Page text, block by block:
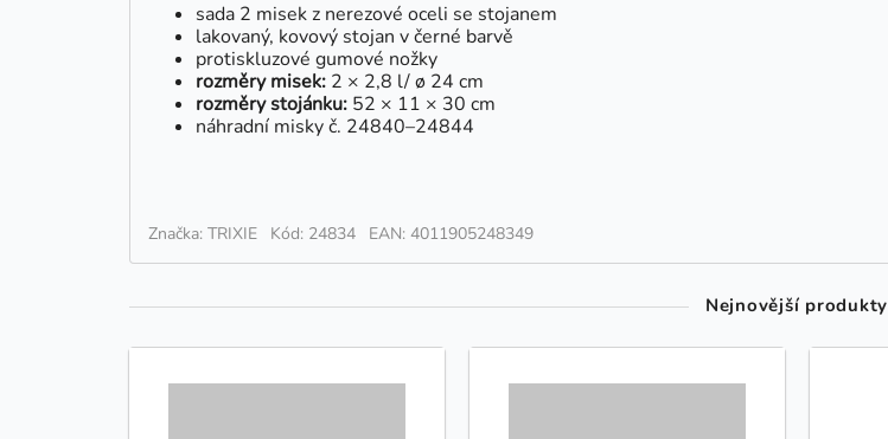
sada 2 misek z nerezové oceli se stojanem
lakovaný, kovový stojan v černé barvě
protiskluzové gumové nožky
rozměry misek:2 × 2,8 l/ ø 24 cm
rozměry stojánku:52 × 11 × 30 cm
náhradní misky č. 24840–24844
Značka: TRIXIE Kód: 24834 EAN: 4011905248349
Nejnovější produkty